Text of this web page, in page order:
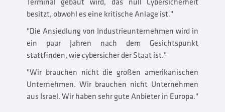
Terminal gebaut wird, das null Cybersicherheit
besitzt, obwohl es eine kritische Anlage ist."
"Die Ansiedlung von Industrieunternehmen wird in
ein paar Jahren nach dem Gesichtspunkt
stattfinden, wie cybersicher der Staat ist."
"Wir brauchen nicht die großen amerikanischen
Unternehmen. Wir brauchen nicht Unternehmen
aus Israel. Wir haben sehr gute Anbieter in Europa."